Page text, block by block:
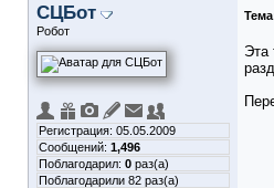
СЦБот
Робот
Регистрация: 05.05.2009
Сообщений: 1,496
Поблагодарил: 0 раз(а)
Поблагодарили 82 раз(а)
Эта